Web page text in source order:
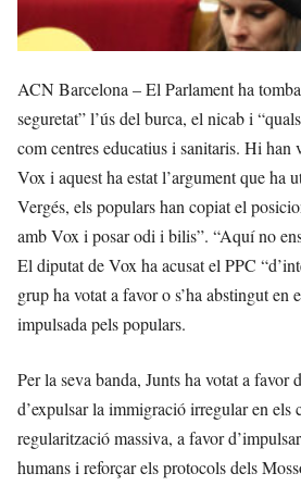
ACN Barcelona – El Parlament ha
seguretat” l’ús del burca, el nicab i
com centres educatius i sanitaris. Hi
Vox i aquest ha estat l’argument que
Vergés, els populars han copiat el
amb Vox i posar odi i bilis”. “Aquí no
El diputat de Vox ha acusat el PPC
grup ha votat a favor o s’ha abstingut
impulsada pels populars.
Per la seva banda, Junts ha votat a
d’expulsar la immigració irregular en els
regularització massiva, a favor
humans i reforçar els protocols dels